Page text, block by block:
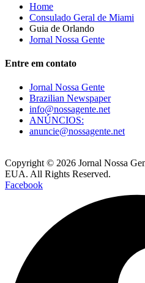
Home
Consulado Geral de Miami
Guia de Orlando
Jornal Nossa Gente
Entre em contato
Jornal Nossa Gente
Brazilian Newspaper
info@nossagente.net
ANÚNCIOS:
anuncie@nossagente.net
Copyright © 2026 Jornal Nossa
EUA. All Rights Reserved.
Facebook